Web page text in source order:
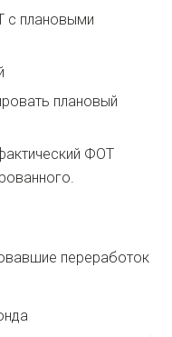
с плановыми
плановый
ФОТ
переработок